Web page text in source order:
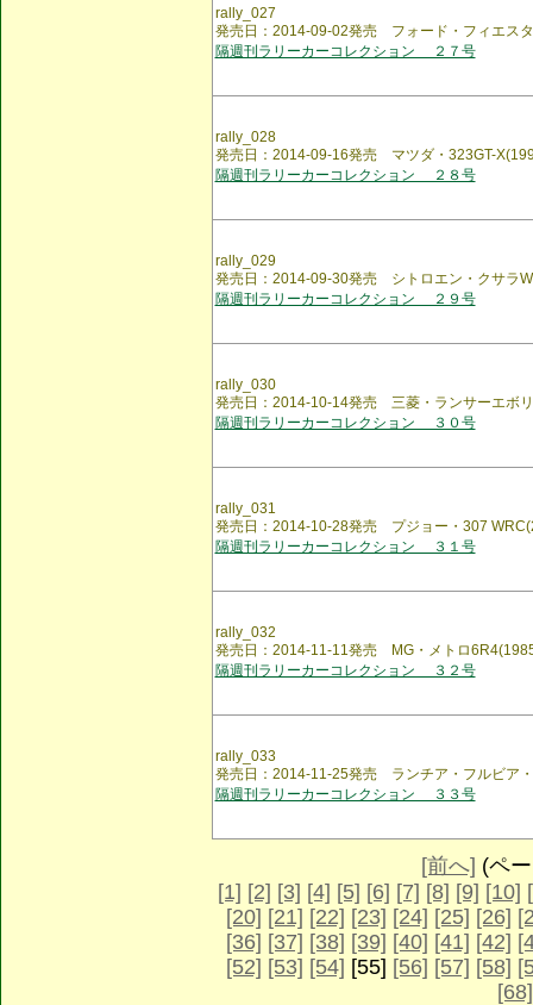
rally_027
発売日：2014-09-02発売 フォード・フィエス
隔週刊ラリーカーコレクション ２７号
rally_028
発売日：2014-09-16発売 マツダ・323GT-
隔週刊ラリーカーコレクション ２８号
rally_029
発売日：2014-09-30発売 シトロエン・クサラ
隔週刊ラリーカーコレクション ２９号
rally_030
発売日：2014-10-14発売 三菱・ランサーエボ
隔週刊ラリーカーコレクション ３０号
rally_031
発売日：2014-10-28発売 プジョー・307
隔週刊ラリーカーコレクション ３１号
rally_032
発売日：2014-11-11発売 MG・メトロ
隔週刊ラリーカーコレクション ３２号
rally_033
発売日：2014-11-25発売 ランチア・フルビア
隔週刊ラリーカーコレクション ３３号
[前へ] (ペ
[1] [2] [3] [4] [5] [6] [7] [8] [9] [10]
[20] [21] [22] [23] [24] [25] [26]
[36] [37] [38] [39] [40] [41] [42]
[52] [53] [54] [55] [56] [57] [58]
[68]